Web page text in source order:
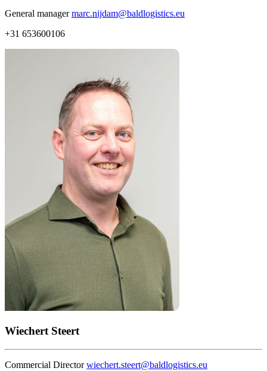
General managermarc.nijdam@baldlogistics.eu
+31 653600106
Wiechert Steert
Commercial Directorwiechert.steert@baldlogistics.eu